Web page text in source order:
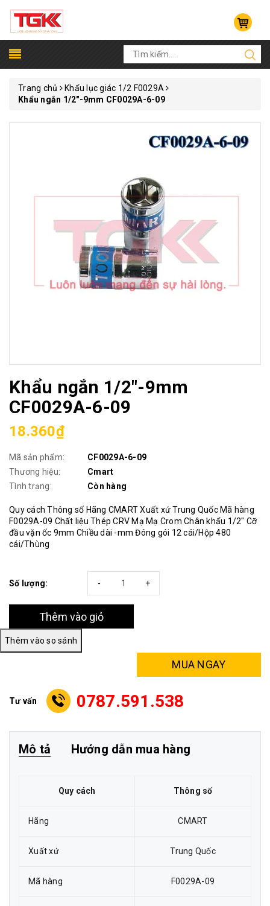
Trang chủ
Khẩu lục giác 1/2 F0029A
Khẩu ngắn 1/2"-9mm CF0029A-6-09
Khẩu ngắn 1/2"-9mm
CF0029A-6-09
18.360₫
Mã sản phẩm:
CF0029A-6-09
Thương hiệu:
Cmart
Tình trạng:
Còn hàng
Quy cách Thông số Hãng CMART Xuất xứ Trung Quốc Mã hàng
F0029A-09 Chất liệu Thép CRV Mạ Mạ Crom Chân khẩu 1/2" Cỡ
đầu vặn ốc 9mm Chiều dài -mm Đóng gói 12 cái/Hộp 480
cái/Thùng
Số lượng: +
-
Thêm vào giỏ
MUA NGAY
Tư vấn 0787.591.538
Mô tả Hướng dẫn mua hàng
Quy cách Thông số
Hãng CMART
Xuất xứ Trung Quốc
Mã hàng F0029A-09